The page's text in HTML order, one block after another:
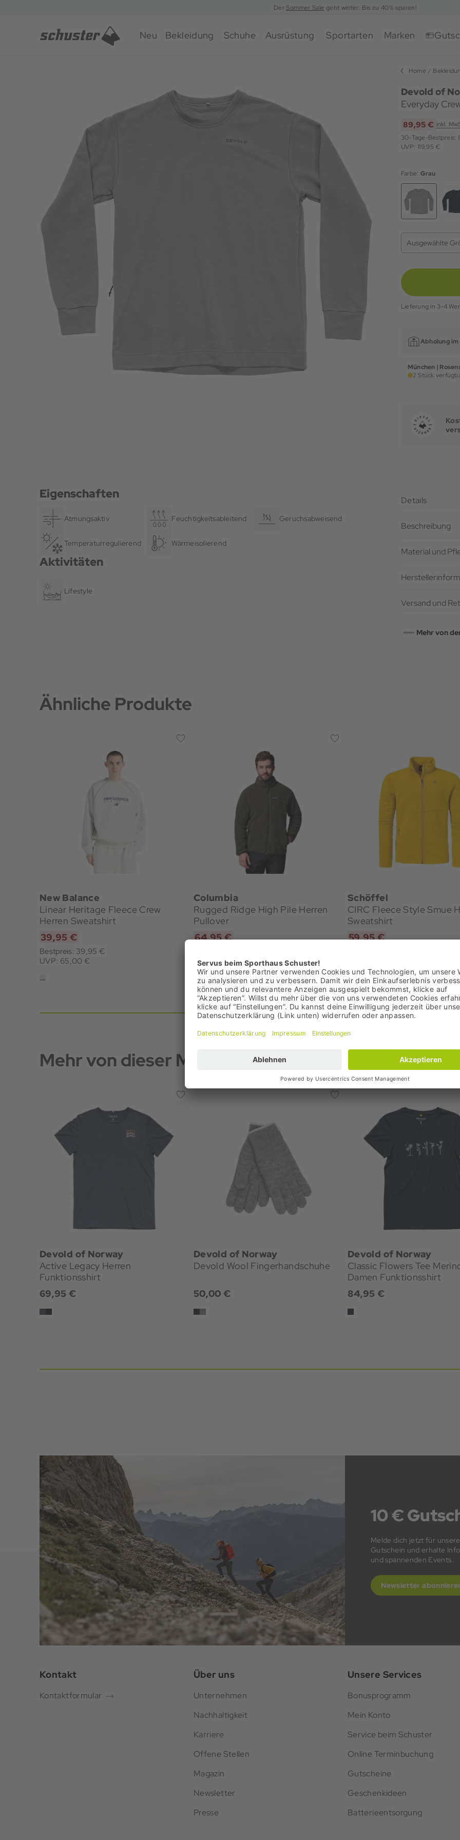
DerSommer Sale geht weiter: Bis zu 40% sparen!
Neu Bekleidung Schuhe Ausrüstung Sportarten Marken
Home
Devold of
Everyday
89,95 € inkl.
30-Tage-Bestpreis:
UVP: 119,95 €
Farbe: Grau
Ausgewählte
Lieferung in 3-4
Abholung im
München |
2 Stück
Eigenschaften
Atmungsaktiv Feuchtigkeitsableitend Geruchsabweisend
Temperaturregulierend Wärmeisolierend
Aktivitäten
Lifestyle
Details
Beschreibung
Material und
Versand und
Mehr von
Ähnliche Produkte
New Balance
Linear Heritage Fleece Crew
Herren Sweatshirt
39,95 €
Bestpreis: 39,95 €
UVP: 65,00 €
Columbia
Rugged Ridge High Pile Herren
Pullover
64,95 €
UVP: 85,00 €
Schöffel
CIRC Fleece Style Smue
Sweatshirt
59,95 €
Mehr von dieser Marke
Devold of Norway
Active Legacy Herren
Funktionsshirt
69,95 €
Devold of Norway
Devold Wool Fingerhandschuhe
50,00 €
Devold of Norway
Classic Flowers Tee
Damen Funktionsshirt
84,95 €
10 €
Melde dich jetzt für
Gutschein und erhalte
und spannenden Events.
Newsletter
Kontakt
Kontaktformular
Über uns
Unternehmen
Nachhaltigkeit
Karriere
Offene Stellen
Magazin
Newsletter
Presse
Unsere Services
Bonusprogramm
Mein Konto
Service beim Schuster
Online Terminbuchung
Gutscheine
Geschenkideen
Batterieentsorgung